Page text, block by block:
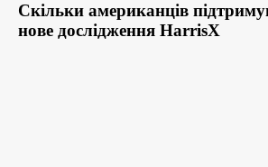
Скільки американців
нове дослідження HarrisX